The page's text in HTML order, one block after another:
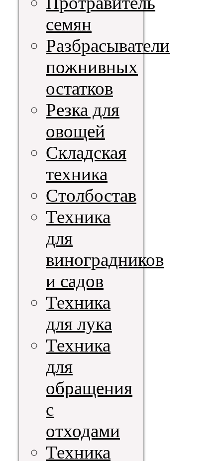
семян
Разбрасыватели
пожнивных
остатков
Резка для
овощей
Складская
техника
Столбостав
Техника
для
виноградников
и садов
Техника
для лука
Техника
для
обращения
с
отходами
Техника